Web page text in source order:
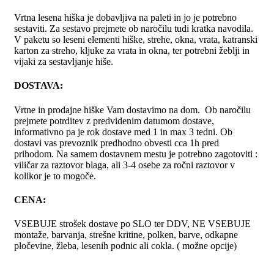
Vrtna lesena hiška je dobavljiva na paleti in jo je potrebno
sestaviti. Za sestavo prejmete ob naročilu tudi kratka navodila.
V paketu so leseni elementi hiške, strehe, okna, vrata, katranski
karton za streho, kljuke za vrata in okna, ter potrebni žeblji in
vijaki za sestavljanje hiše.
DOSTAVA:
Vrtne in prodajne hiške Vam dostavimo na dom. Ob naročilu
prejmete potrditev z predvidenim datumom dostave,
informativno pa je rok dostave med 1 in max 3 tedni. Ob
dostavi vas prevoznik predhodno obvesti cca 1h pred
prihodom. Na samem dostavnem mestu je potrebno zagotoviti :
viličar za raztovor blaga, ali 3-4 osebe za ročni raztovor v
kolikor je to mogoče.
CENA:
VSEBUJE strošek dostave po SLO ter DDV, NE VSEBUJE
montaže, barvanja, strešne kritine, polken, barve, odkapne
pločevine, žleba, lesenih podnic ali cokla. ( možne opcije)